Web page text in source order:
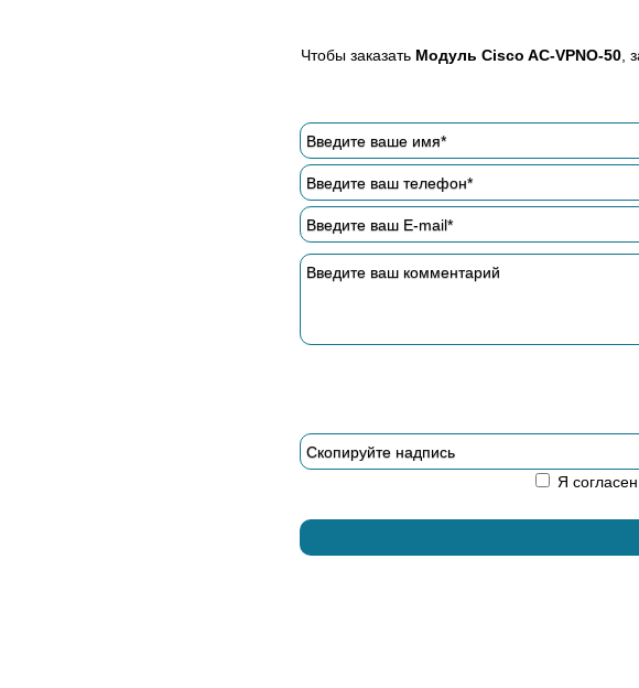
Чтобы заказать Модуль Cisco AC-VPNO-50 ,
Я